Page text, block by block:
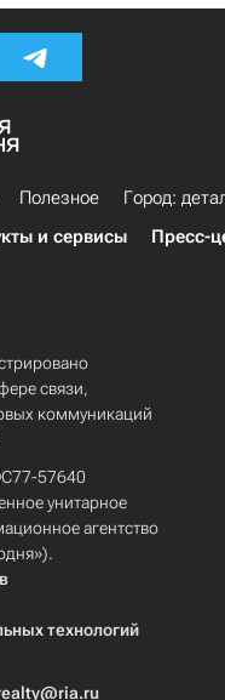
Полезное
Город:
и сервисы Пресс-
связи,
коммуникаций
57640
унитарное
агентство
технологий